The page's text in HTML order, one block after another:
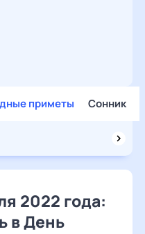
приметы Сонник
2022 года:
в День